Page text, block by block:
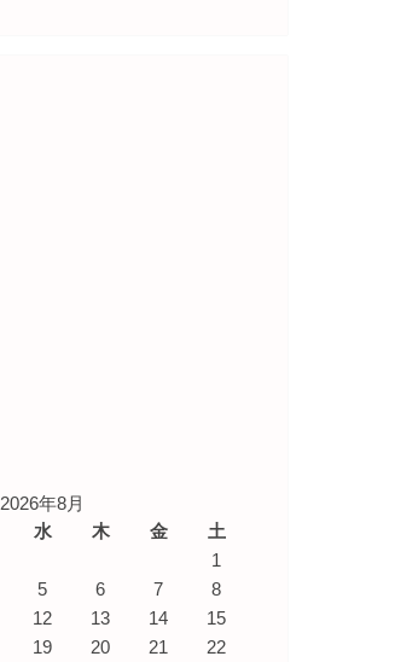
2026年8月
水 木 金
土
1
5 6 7
8
12 13 14
15
19 20 21 22